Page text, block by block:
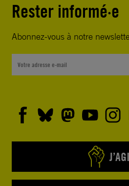
Rester informé·e
Abonnez-vous à notre